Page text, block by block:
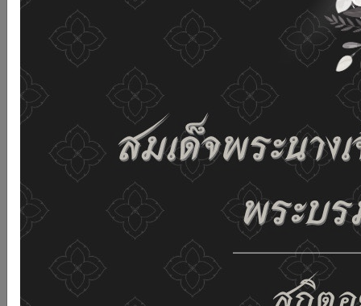
ดูรายละเอียด ยอมรับทั้งหมด
02-659-6811 saraban@dop.mail.go.th
เปลี่ยนการแสดงผล
ก-ก